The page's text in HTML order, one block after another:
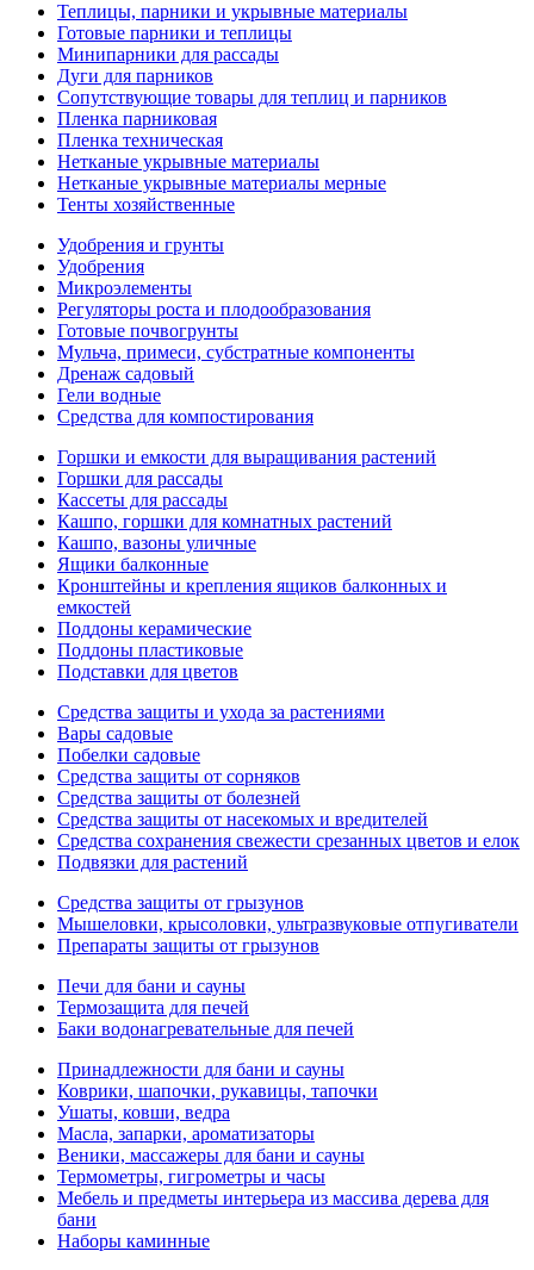
Теплицы, парники и укрывные материалы
Готовые парники и теплицы
Минипарники для рассады
Дуги для парников
Сопутствующие товары для теплиц и парников
Пленка парниковая
Пленка техническая
Нетканые укрывные материалы
Нетканые укрывные материалы мерные
Тенты хозяйственные
Удобрения и грунты
Удобрения
Микроэлементы
Регуляторы роста и плодообразования
Готовые почвогрунты
Мульча, примеси, субстратные компоненты
Дренаж садовый
Гели водные
Средства для компостирования
Горшки и емкости для выращивания растений
Горшки для рассады
Кассеты для рассады
Кашпо, горшки для комнатных растений
Кашпо, вазоны уличные
Ящики балконные
Кронштейны и крепления ящиков балконных и
емкостей
Поддоны керамические
Поддоны пластиковые
Подставки для цветов
Средства защиты и ухода за растениями
Вары садовые
Побелки садовые
Средства защиты от сорняков
Средства защиты от болезней
Средства защиты от насекомых и вредителей
Средства сохранения свежести срезанных цветов и елок
Подвязки для растений
Средства защиты от грызунов
Мышеловки, крысоловки, ультразвуковые отпугиватели
Препараты защиты от грызунов
Печи для бани и сауны
Термозащита для печей
Баки водонагревательные для печей
Принадлежности для бани и сауны
Коврики, шапочки, рукавицы, тапочки
Ушаты, ковши, ведра
Масла, запарки, ароматизаторы
Веники, массажеры для бани и сауны
Термометры, гигрометры и часы
Мебель и предметы интерьера из массива дерева для
бани
Наборы каминные